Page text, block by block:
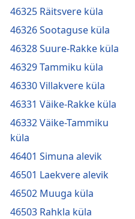
46325 Räitsvere küla
46326 Sootaguse küla
46328 Suure-Rakke küla
46329 Tammiku küla
46330 Villakvere küla
46331 Väike-Rakke küla
46332 Väike-Tammiku
küla
46401 Simuna alevik
46501 Laekvere alevik
46502 Muuga küla
46503 Rahkla küla